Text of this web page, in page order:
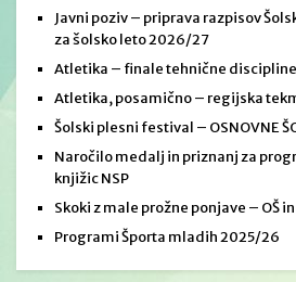
Javni poziv – priprava razpisov
za šolsko leto 2026/27
Atletika – finale tehnične discipline
Atletika, posamično – regijska
Šolski plesni festival – OSNOVNE
Naročilo medalj in priznanj za
knjižic NSP
Skoki z male prožne ponjave – OŠ in
Programi Športa mladih 2025/26